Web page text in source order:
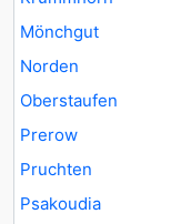
Mönchgut
Norden
Oberstaufen
Prerow
Pruchten
Psakoudia